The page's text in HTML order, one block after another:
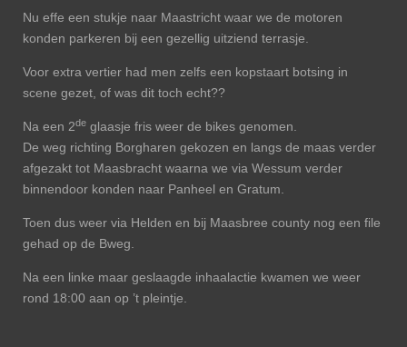
Nu effe een stukje naar Maastricht waar we de motoren
konden parkeren bij een gezellig uitziend terrasje.
Voor extra vertier had men zelfs een kopstaart botsing in
scene gezet, of was dit toch echt??
Na een 2de glaasje fris weer de bikes genomen.
De weg richting Borgharen gekozen en langs de maas verder
afgezakt tot Maasbracht waarna we via Wessum verder
binnendoor konden naar Panheel en Gratum.
Toen dus weer via Helden en bij Maasbree county nog een file
gehad op de Bweg.
Na een linke maar geslaagde inhaalactie kwamen we weer
rond 18:00 aan op ’t pleintje.